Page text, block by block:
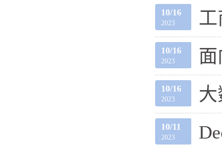
10/16
2023
10/16
2023
10/16
2023
10/11
2023